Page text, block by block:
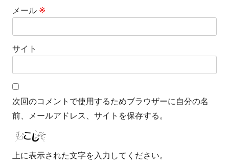
メール ※
サイト
次回のコメントで使用するためブラウザーに自分の名
前、メールアドレス、サイトを保存する。
上に表示された文字を入力してください。